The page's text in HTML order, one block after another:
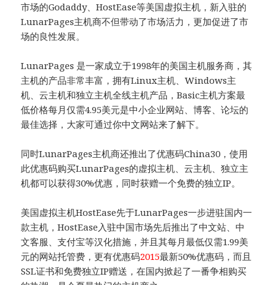
市场的Godaddy、HostEase等美国虚拟主机，新入驻的
LunarPages主机商不但带动了市场活力，更加促进了市
场的良性发展。
LunarPages 是一家成立于1998年的美国主机服务商，其
主机的产品非常丰富，拥有Linux主机、Windows主
机、云主机和独立主机全线主机产品，Basic主机方案最
低价格每月仅需4.95美元是中小企业网站、博客、论坛的
最佳选择，大家可通过你中文网站来了解下。
同时LunarPages主机商还推出了优惠码China30，使用
此优惠码购买LunarPages的虚拟主机、云主机、独立主
机都可以获得30%优惠，同时获赠一个免费的独立IP。
美国虚拟主机HostEase先于LunarPages一步进驻国内一
款主机，HostEase入驻中国市场先后推出了中文站、中
文客服、支付宝等汉化措施，并且其每月最低仅需1.99美
元的网站托管费，更有优惠码2015最新50%优惠码，而且
SSL证书和免费独立IP赠送，在国内掀起了一番争相购买